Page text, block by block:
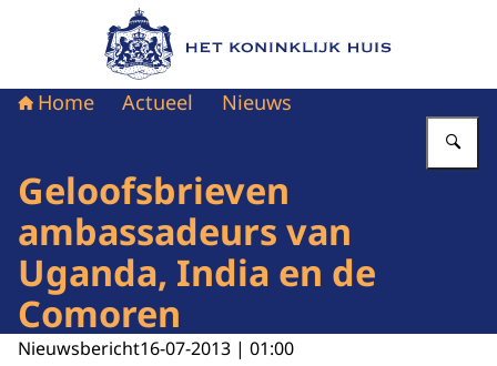
Naar de homepage van Het Koninklijk Huis
Home Actueel Nieuws
Geloofsbrieven
ambassadeurs van
Uganda, India en de
Comoren
Nieuwsbericht16-07-2013 | 01:00